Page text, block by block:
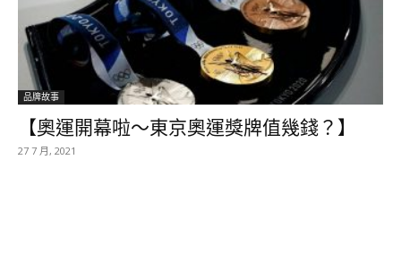
品牌故事
【奧運開幕啦～東京奧運獎牌值幾錢？】
27 7 月, 2021